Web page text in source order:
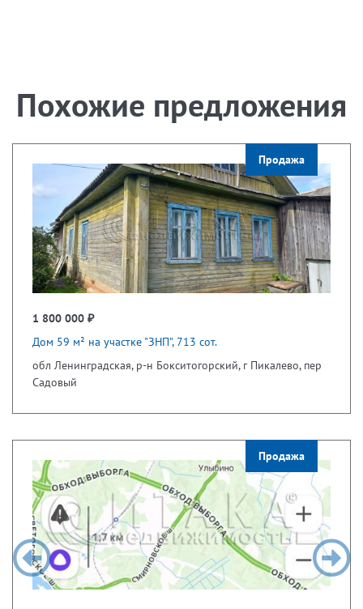
Похожие предложения
Продажа
1 800 000 ₽
Дом 59 м² на участке "ЗНП", 713 сот.
обл Ленинградская, р-н Бокситогорский, г Пикалево, пер
Садовый
Продажа